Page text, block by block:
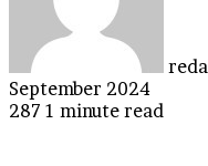
September 2024
287 1 minute read